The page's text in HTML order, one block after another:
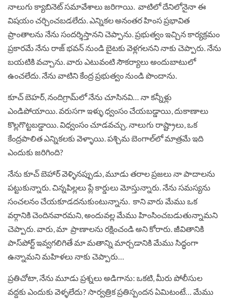
నాలుగు క్యాబినెట్ సమావేశాలు జరిగాయి. వాటిలో దేనిలోనైనా ఈ
విషయం చర్చించబడలేదు. ఎన్నికల అనంతర హింస ప్రభావిత
ప్రాంతాలను నేను సందర్శిస్తానని చెప్పాను. ప్రభుత్వం ఇచ్చిన కార్యక్రమం
ప్రకారమే నేను రాజ్ భవన్ నుండి బైటకు వెళ్లగలనని నాకు చెప్పారు. నేను
బయటికి వచ్చాను. వారు ఎటువంటి సౌకర్యాలు అందుబాటులో
ఉంచలేదు. నేను వాటిని కేంద్ర ప్రభుత్వం నుండి పొందాను.
కూచ్ బెహర్, నందిగ్రామ్‌లో నేను చూసినవి… నా కన్నీళ్లు
ఎండిపోయాయి. వరుసగా ఇళ్ళు ధ్వంసం చేయబడ్డాయి, దుకాణాలు
కొల్లగొట్టబడ్డాయి. విధ్వంసం చూడవచ్చు. నాలుగు రాష్ట్రాలు, ఒక
కేంద్రపాలిత ఎన్నికలకు వెళ్ళాయి. పశ్చిమ బెంగాల్‌లో మాత్రమే ఇది
ఎందుకు జరిగింది?
నేను కూచ్ బెహార్ వెళ్ళినప్పుడు, మూడు తరాల ప్రజలు నా పాదాలను
పట్టుకున్నారు. చిన్నపిల్లలు ప్లే కార్డులు మోస్తున్నారు. నేను సమస్యను
సంచలనం చేయకూడదనుకుంటున్నాను. కాని వారు మేము ఒక
వర్గానికి చెందినవారమని, అందువల్ల మేము హింసించబడుతున్నామని
చెప్పారు. వారు, మా ప్రాణాలను రక్షించండి అని కోరారు. జీవితానికి
పాస్‌పోర్ట్ ఇవ్వగలిగితే మా మతాన్ని మార్చడానికి మేము సిద్ధంగా
ఉన్నామని మహిళలు నాకు చెప్పారు…
ప్రతిచోటా, నేను మూడు ప్రశ్నలు అడిగాను: ఒకటి, మీరు పోలీసుల
వద్దకు ఎందుకు వెళ్ళలేదు? సార్వత్రిక ప్రతిస్పందన ఏమిటంటే… మేము